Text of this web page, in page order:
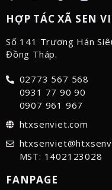
HỢP TÁC XÃ SEN
Số 141 Trương Hán
Đồng Tháp.
02773 567 568
0931 77 90 90
0907 961 967
htxsenviet.com
MST: 1402123028
FANPAGE